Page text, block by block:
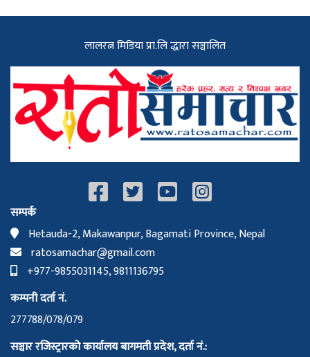
लालरत्न मिडिया प्रा.लि द्धारा सञ्चालित
सम्पर्क
Hetauda-2, Makawanpur, Bagamati Province, Nepal
ratosamachar@gmail.com
+977-9855031145, 9811136795
कम्पनी दर्ता नं.
277788/078/079
सञ्चार रजिस्ट्रारको कार्यालय बागमती प्रदेश, दर्ता नं.: